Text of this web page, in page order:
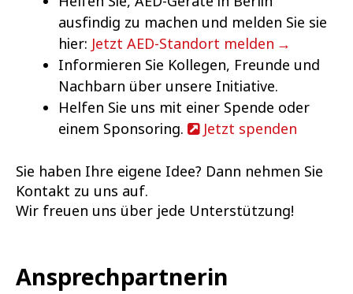
ausfindig zu machen und melden Sie sie
hier: Jetzt AED-Standort melden
Informieren Sie Kollegen, Freunde und
Nachbarn über unsere Initiative.
Helfen Sie uns mit einer Spende oder
einem Sponsoring.
Jetzt spenden
Sie haben Ihre eigene Idee? Dann nehmen Sie
Kontakt zu uns auf.
Wir freuen uns über jede Unterstützung!
Ansprechpartnerin